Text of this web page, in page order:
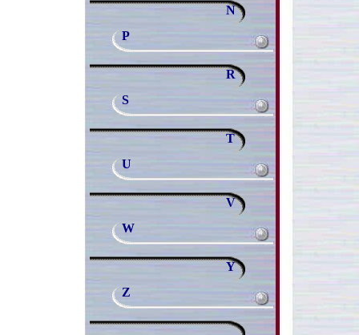
N
P
R
S
T
U
V
W
Y
Z